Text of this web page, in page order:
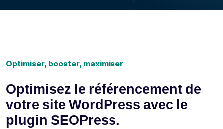
Optimiser, booster, maximiser
Optimisez le référencement de
votre site WordPress avec le
plugin SEOPress.